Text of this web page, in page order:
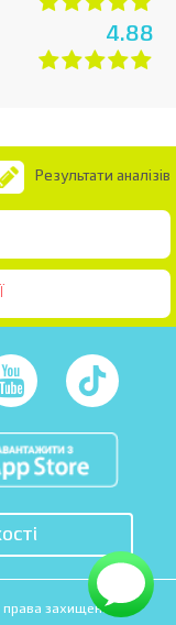
4.88
Результати аналізів
захищені.